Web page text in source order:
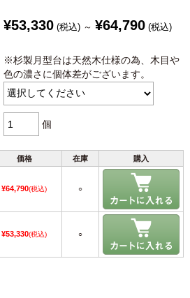
¥53,330 (税込) ～ ¥64,790 (税込)
※杉製月型台は天然木仕様の為、木目や
色の濃さに個体差がございます。
個
価格 在庫 購入
¥64,790(税込) ○
¥53,330(税込) ○